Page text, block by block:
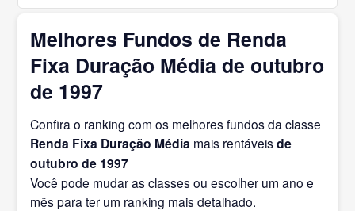
Melhores Fundos de Renda
Fixa Duração Média de outubro
de 1997
Confira o ranking com os melhores fundos da classe
Renda Fixa Duração Média mais rentáveisde
outubro de 1997
Você pode mudar as classes ou escolher um ano e
mês para ter um ranking mais detalhado.